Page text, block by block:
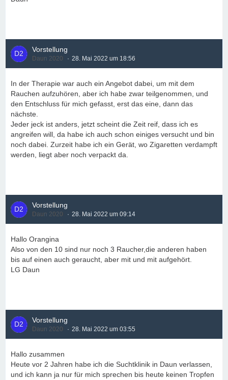
Vorstellung
Daun 2020 28. Mai 2022 um 18:56
In der Therapie war auch ein Angebot dabei, um mit dem
Rauchen aufzuhören, aber ich habe zwar teilgenommen, und
den Entschluss für mich gefasst, erst das eine, dann das
nächste.
Jeder jeck ist anders, jetzt scheint die Zeit reif, dass ich es
angreifen will, da habe ich auch schon einiges versucht und bin
noch dabei. Zurzeit habe ich ein Gerät, wo Zigaretten verdampft
werden, liegt aber noch verpackt da.
Vorstellung
Daun 2020 28. Mai 2022 um 09:14
Hallo Orangina
Also von den 10 sind nur noch 3 Raucher,die anderen haben
bis auf einen auch geraucht, aber mit und mit aufgehört.
LG Daun
Vorstellung
Daun 2020 28. Mai 2022 um 03:55
Hallo zusammen
Heute vor 2 Jahren habe ich die Suchtklinik in Daun verlassen,
und ich kann ja nur für mich sprechen bis heute keinen Tropfen